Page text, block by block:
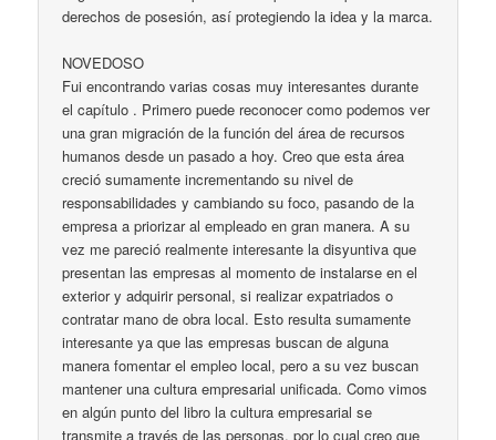
derechos de posesión, así protegiendo la idea y la marca.
NOVEDOSO
Fui encontrando varias cosas muy interesantes durante
el capítulo . Primero puede reconocer como podemos ver
una gran migración de la función del área de recursos
humanos desde un pasado a hoy. Creo que esta área
creció sumamente incrementando su nivel de
responsabilidades y cambiando su foco, pasando de la
empresa a priorizar al empleado en gran manera. A su
vez me pareció realmente interesante la disyuntiva que
presentan las empresas al momento de instalarse en el
exterior y adquirir personal, si realizar expatriados o
contratar mano de obra local. Esto resulta sumamente
interesante ya que las empresas buscan de alguna
manera fomentar el empleo local, pero a su vez buscan
mantener una cultura empresarial unificada. Como vimos
en algún punto del libro la cultura empresarial se
transmite a través de las personas, por lo cual creo que